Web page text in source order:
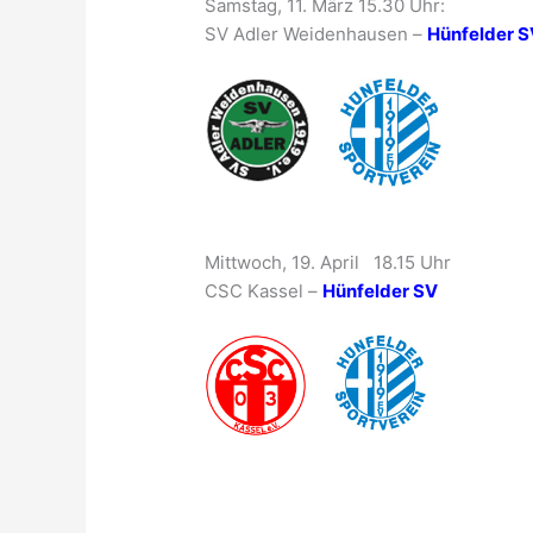
Samstag, 11. März 15.30 Uhr:
SV Adler Weidenhausen – Hünfelder
Mittwoch, 19. April 18.15 Uhr
CSC Kassel – Hünfelder SV